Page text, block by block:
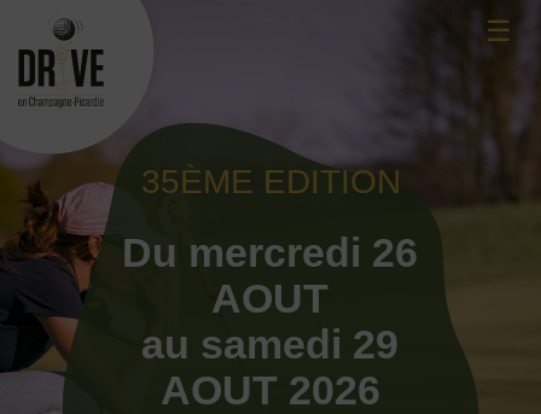
content
☰
35ÈME EDITION
Du mercredi 26
AOUT
au samedi 29
AOUT 2026